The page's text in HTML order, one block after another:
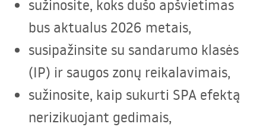
sužinosite, koks dušo apšvietimas
bus aktualus 2026 metais,
susipažinsite su sandarumo klasės
(IP) ir saugos zonų reikalavimais,
sužinosite, kaip sukurti SPA efektą
nerizikuojant gedimais,